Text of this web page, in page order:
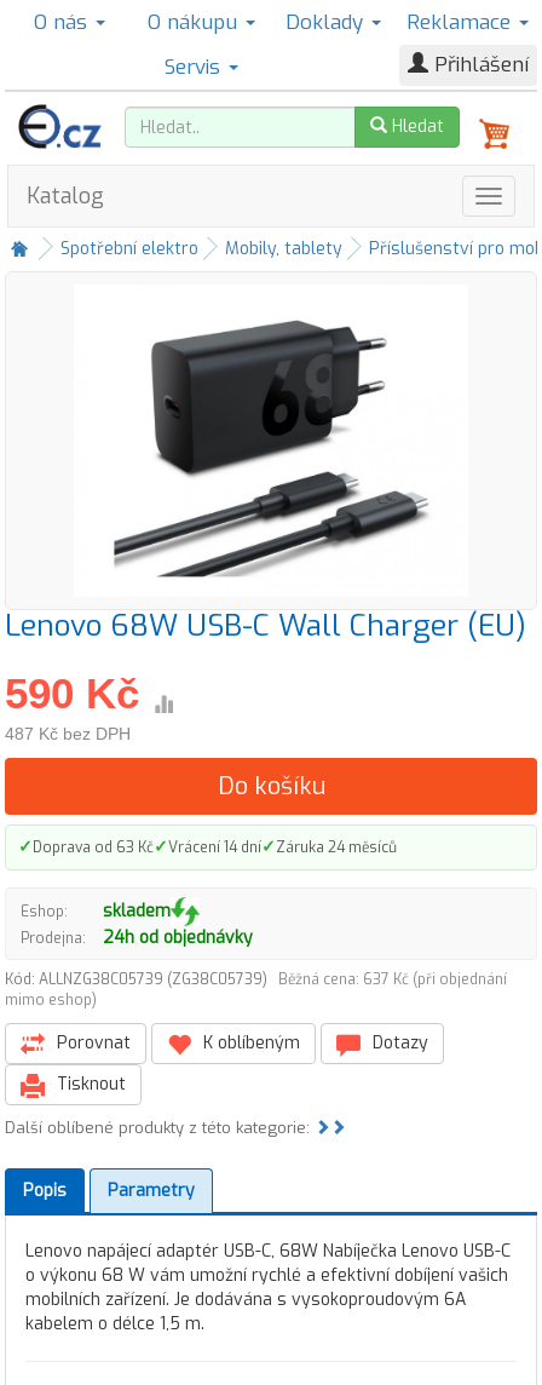
O nás O nákupu Doklady
Reklamace
Servis
Přihlášení
Hledat
Katalog
Spotřební elektro Mobily, tablety Příslušenství pro
Lenovo 68W USB-C Wall Charger (EU)
590 Kč
487 Kč bez DPH
Do košíku
✓Doprava od 63 Kč✓Vrácení 14 dní✓Záruka 24 měsíců
Eshop: skladem
Prodejna: 24h od objednávky
Kód: ALLNZG38C05739 (ZG38C05739)
Běžná cena: 637 Kč (při objednání
mimo eshop)
Porovnat K oblíbeným
Dotazy
Tisknout
Další oblíbené produkty z této kategorie:
Popis Parametry
Lenovo napájecí adaptér USB-C, 68W Nabíječka Lenovo USB-C
o výkonu 68 W vám umožní rychlé a efektivní dobíjení vašich
mobilních zařízení. Je dodávána s vysokoproudovým 6A
kabelem o délce 1,5 m.